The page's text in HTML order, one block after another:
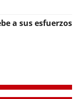
a sus esfuerzos